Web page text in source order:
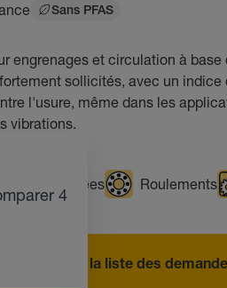
Sans PFAS
engrenages et circulation à
sollicités, avec un
l'usure, même dans les
vibrations.
élevées Roulements
Ajouter à la liste des
4